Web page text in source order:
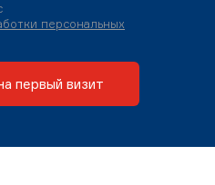
персональных
первый визит